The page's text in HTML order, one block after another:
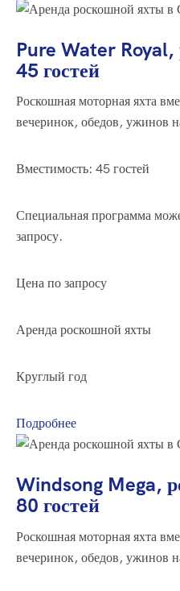
Pure Water
45 гостей
Роскошная моторная яхта
вечеринок, обедов, ужинов
Вместимость: 45 гостей
Специальная программа
запросу.
Цена по запросу
Аренда роскошной яхты
Круглый год
Подробнее
Windsong Mega,
80 гостей
Роскошная моторная яхта
вечеринок, обедов, ужинов